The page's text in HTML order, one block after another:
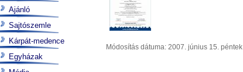
Módosítás dátuma: 2007. június 15. péntek
Ajánló
Sajtószemle
Kárpát-medence
Egyházak